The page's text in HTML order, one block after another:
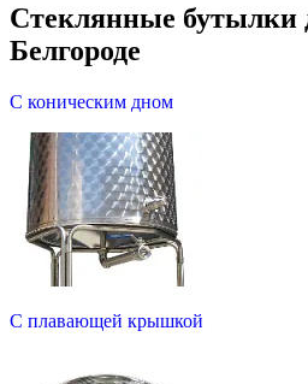
Стеклянные бутылки
Белгороде
С коническим дном
С плавающей крышкой